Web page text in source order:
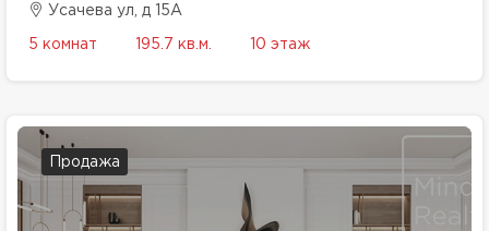
Усачева ул, д 15А
5 комнат 195.7 кв.м. 10 этаж
Продажа